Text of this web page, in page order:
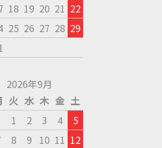
18 19 20 21 22
25 26 27 28 29
2026年9月
火 水 木 金 土
1
2 3 4
5
8 9 10 11 12